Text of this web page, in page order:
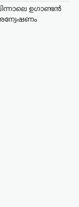
ഉഗാണ്ടൻ